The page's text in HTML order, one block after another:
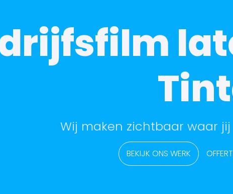
Wij maken zichtbaar waar
BEKIJK ONS WERK